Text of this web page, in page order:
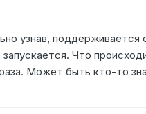
узнав, поддерживается
Что
Может быть кто-то